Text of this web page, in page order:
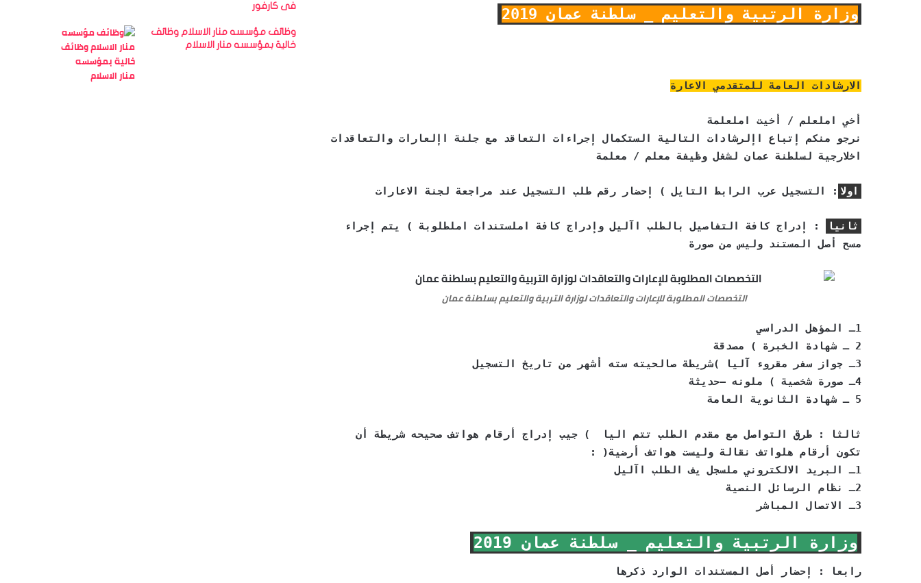
وزارة الرتبية والتعليم _ سلطنة عمان 2019
الارشادات العامة للمتقدمي الاعارة
أخي املعلم / أخيت املعلمة
نرجو منكم إتباع اإلرشادات التالية الستكمال إجراءات التعاقد مع جلنة اإلعارات والتعاقدات
اخلارجية لسلطنة عمان لشغل وظيفة معلم / معلمة
اولا : التسجيل عرب الرابط التايل ) إحضار رقم طلب التسجيل عند مراجعة لجنة الاعارات
ثانيا
: إدراج كافة التفاصيل بالطلب اآليل وإدراج كافة املستندات املطلوبة ) يتم إجراء
مسح أصل المستند وليس من صورة
التخصصات المطلوبة للإعارات والتعاقدات لوزارة التربية والتعليم بسلطنة عمان
1ـ المؤهل الدراسي
2 ـ شهادة الخبرة ) مصدقة
3ـ جواز سفر مقروء آليا )شريطة صالحيته سته أشهر من تاريخ التسجيل
4ـ صورة شخصية ) ملونه –حديثة
5 ـ شهادة الثانوية العامة
ثالثا : طرق التواصل مع مقدم الطلب تتم اليا ) جيب إدراج أرقام هواتف صحيحه شريطة أن
تكون أرقام هلواتف نقالة وليست هواتف أرضية( :
1ـ البريد الالكتروني ملسجل يف الطلب اآليل
2ـ نظام الرسائل النصية
3ـ الاتصال المباشر
وزارة الرتبية والتعليم _ سلطنة عمان 2019
رابعا : إحضار أصل المستندات الوارد ذكرها
فى كارفور
وظائف مؤسسه منار الاسلام وظائف
خالية بمؤسسه منار الاسلام